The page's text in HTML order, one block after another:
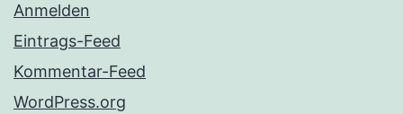
Anmelden
Eintrags-Feed
Kommentar-Feed
WordPress.org